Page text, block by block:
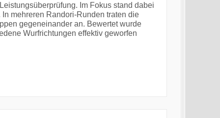
Im Fokus stand dabei
mehreren Randori-Runden traten die
gegeneinander an. Bewertet wurde
Wurfrichtungen effektiv geworfen